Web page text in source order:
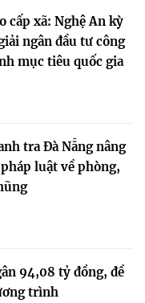
cấp xã: Nghệ An kỳ
ngân đầu tư công
mục tiêu quốc gia
tra Đà Nẵng nâng
luật về phòng,
94,08 tỷ đồng, đề
trình